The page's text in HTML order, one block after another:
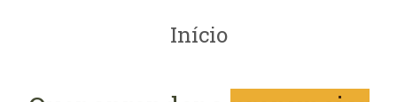
Início